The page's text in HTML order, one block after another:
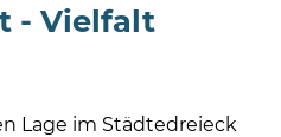
- Vielfalt
Lage im Städtedreieck